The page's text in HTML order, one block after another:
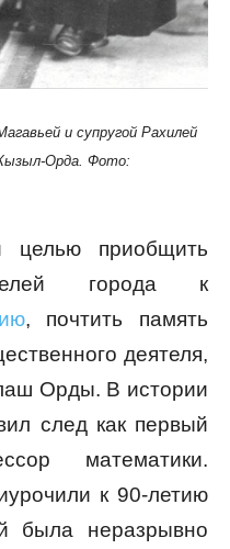
и супругой Рахилей
Орда. Фото:
целью приобщить
города к
, почтить память
деятеля,
Орды. В истории
след как первый
математики.
к 90-летию
была неразрывно